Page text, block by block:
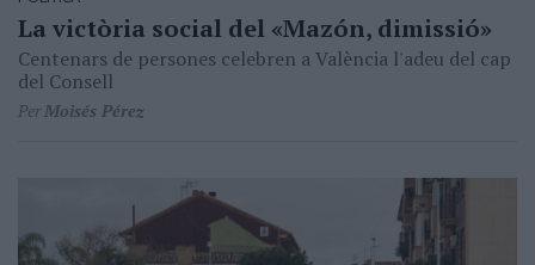
La victòria social del «Mazón, dimissió»
Centenars de persones celebren a València l'adeu del cap
del Consell
PerMoisés Pérez